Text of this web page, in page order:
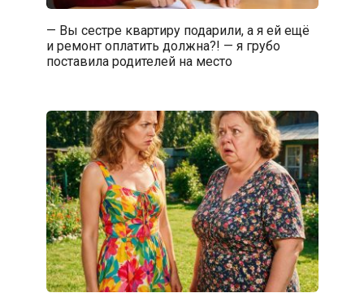
— Вы сестре квартиру подарили, а я ей ещё
и ремонт оплатить должна?! — я грубо
поставила родителей на место